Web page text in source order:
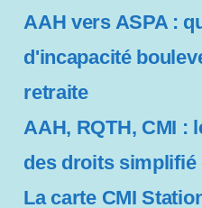
AAH vers ASPA :
d'incapacité
retraite
AAH, RQTH, CMI :
des droits simplifié
La carte CMI